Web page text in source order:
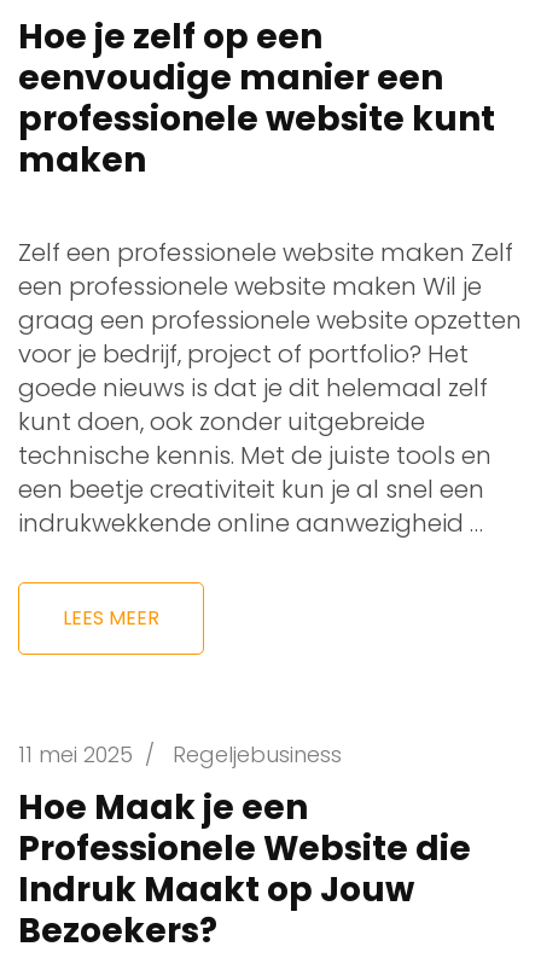
Hoe je zelf op een
eenvoudige manier een
professionele website kunt
maken
Zelf een professionele website maken Zelf
een professionele website maken Wil je
graag een professionele website opzetten
voor je bedrijf, project of portfolio? Het
goede nieuws is dat je dit helemaal zelf
kunt doen, ook zonder uitgebreide
technische kennis. Met de juiste tools en
een beetje creativiteit kun je al snel een
indrukwekkende online aanwezigheid …
LEES MEER
11 mei 2025 / Regeljebusiness
Hoe Maak je een
Professionele Website die
Indruk Maakt op Jouw
Bezoekers?